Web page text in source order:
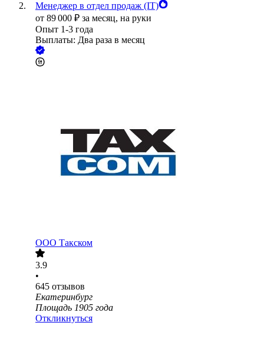
Менеджер в отдел продаж (IT)
от 89 000 ₽ за месяц, на руки
Опыт 1-3 года
Выплаты: Два раза в месяц
ООО Такском
3.9
•
645 отзывов
Екатеринбург
Площадь 1905 года
Откликнуться